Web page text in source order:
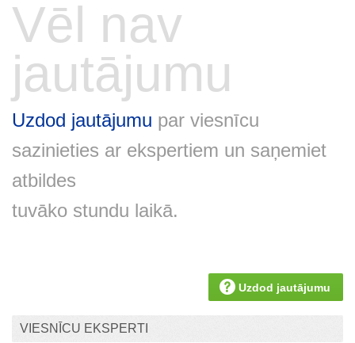
Vēl nav
jautājumu
Uzdod jautājumu par viesnīcu
sazinieties ar ekspertiem un saņemiet
atbildes
tuvāko stundu laikā.
Uzdod jautājumu
VIESNĪCU EKSPERTI